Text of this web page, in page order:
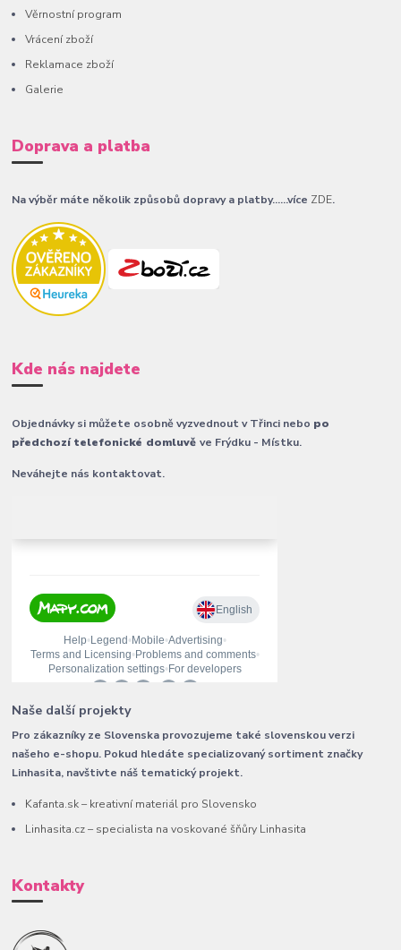
Věrnostní program
Vrácení zboží
Reklamace zboží
Galerie
Doprava a platba
Na výběr máte několik způsobů dopravy a platby......více ZDE.
Kde nás najdete
Objednávky si můžete osobně vyzvednout v Třinci nebo po
předchozí telefonické domluvěve Frýdku - Místku.
Neváhejte nás kontaktovat.
Naše další projekty
Pro zákazníky ze Slovenska provozujeme také slovenskou verzi
našeho e-shopu. Pokud hledáte specializovaný sortiment značky
Linhasita, navštivte náš tematický projekt.
Kafanta.sk – kreativní materiál pro Slovensko
Linhasita.cz – specialista na voskované šňůry Linhasita
Kontakty